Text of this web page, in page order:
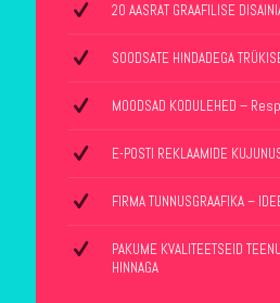
20 AASRAT GRAAFILISE
SOODSATE HINDADEGA
MOODSAD KODULEHED –
E-POSTI REKLAAMIDE
FIRMA TUNNUSGRAAFIKA –
PAKUME KVALITEETSEID
HINNAGA